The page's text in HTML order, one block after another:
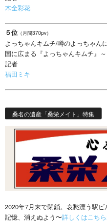
木全彩花
５位 （月間370pv）
よっちゃんキムチ/噂のよっちゃん
国に広まる『よっちゃんキムチ』
記者
福田ミキ
桑名の遺産「桑栄メイト」特集
2020年7月末で閉鎖。哀愁漂う駅
記憶、消えぬよう〜詳しくはこちら